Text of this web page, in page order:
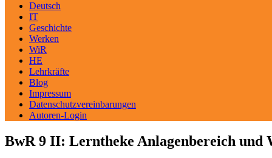
Deutsch
IT
Geschichte
Werken
WiR
HE
Lehrkräfte
Blog
Impressum
Datenschutzvereinbarungen
Autoren-Login
BwR 9 II: Lerntheke Anlagenbereich und